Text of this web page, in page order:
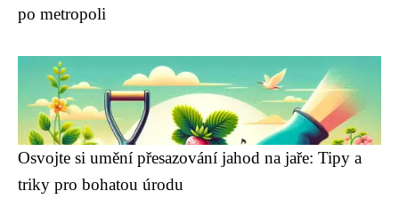
po metropoli
Osvojte si umění přesazování jahod na jaře: Tipy a
triky pro bohatou úrodu